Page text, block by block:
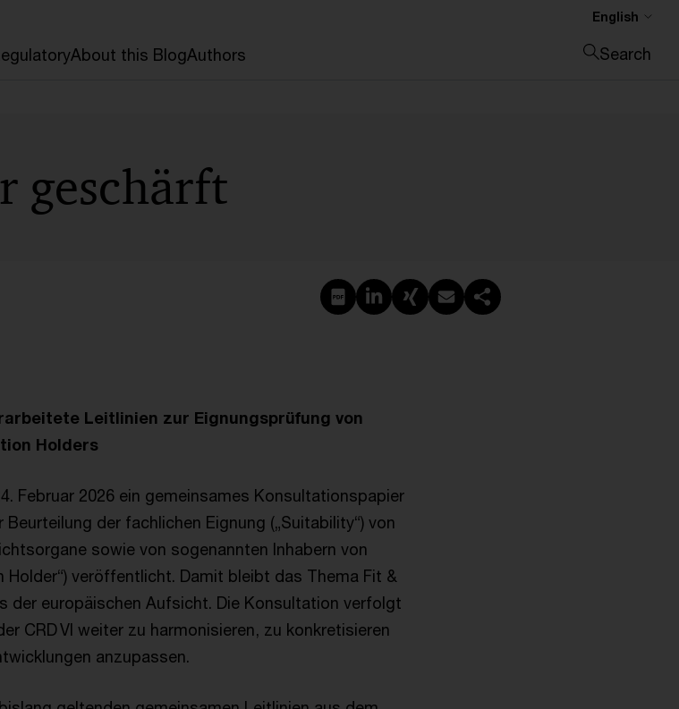
About this BlogAuthors
English
Search
geschärft
Create PDF
Share on LinkedIn
Share on Xing
Share via email
Copy link
Leitlinien zur Eignungsprüfung von
Holders
Februar 2026 ein gemeinsames Konsultationspapier
der fachlichen Eignung („Suitability“) von
sowie von sogenannten Inhabern von
Holder“) veröffentlicht. Damit bleibt das Thema Fit &
der europäischen Aufsicht. Die Konsultation verfolgt
CRD VI weiter zu harmonisieren, zu konkretisieren
anzupassen.